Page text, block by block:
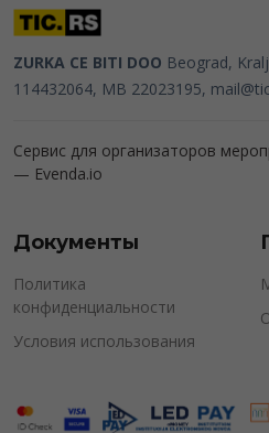
ZURKA CE BITI DOO Beograd,
114432064, MB 22023195,
Сервис для организаторов
— Evenda.io
Документы
Политика
конфиденциальности
Условия использования